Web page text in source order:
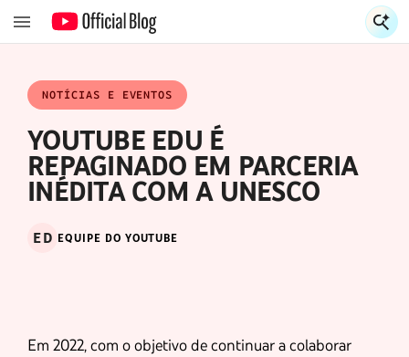
NOTÍCIAS E EVENTOS
YOUTUBE EDU É
REPAGINADO EM PARCERIA
INÉDITA COM A UNESCO
ED EQUIPE DO YOUTUBE
Em 2022, com o objetivo de continuar a colaborar